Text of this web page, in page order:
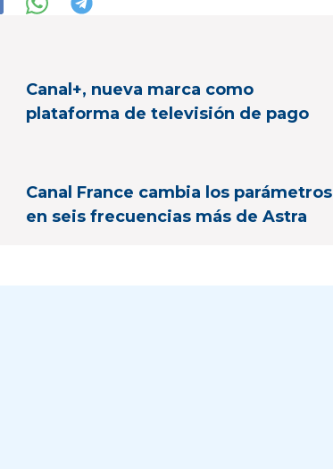
Canal+, nueva marca como
plataforma de televisión de pago
Canal France cambia los parámetros
en seis frecuencias más de Astra